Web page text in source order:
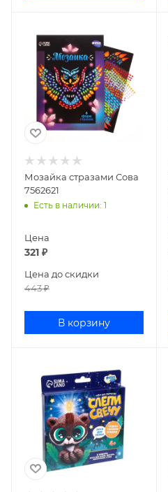
Мозайка стразами Сова
7562621
Есть в наличии: 1
Цена
321 ₽
Цена до скидки
443₽
В корзину